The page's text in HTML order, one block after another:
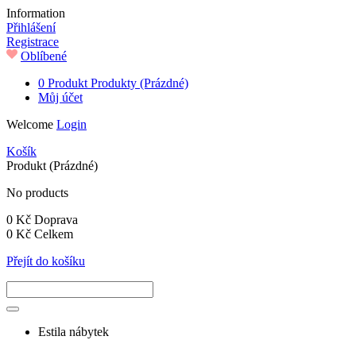
Information
Přihlášení
Registrace
Oblíbené
0 Produkt Produkty (Prázdné)
Můj účet
Welcome Login
Košík
Produkt (Prázdné)
No products
0 Kč Doprava
0 Kč Celkem
Přejít do košíku
Estila nábytek